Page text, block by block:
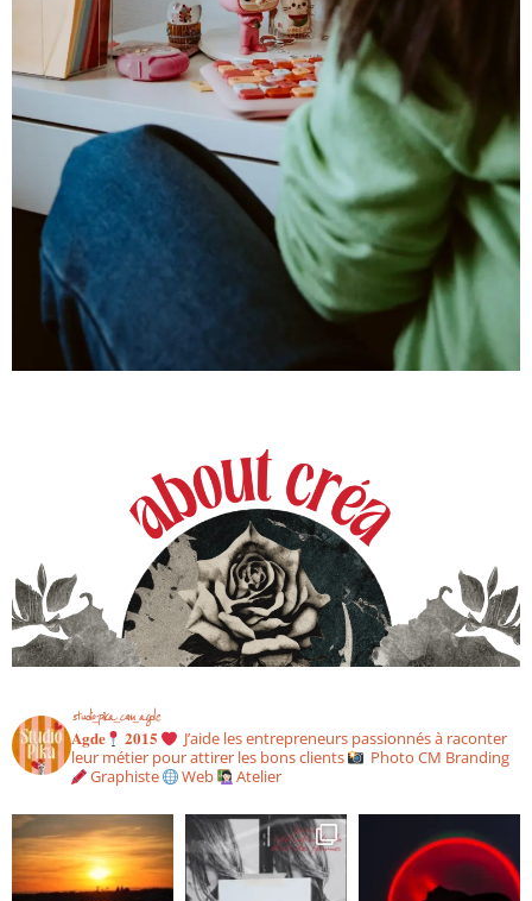
studio_pika_com_agde
𝐀𝐠𝐝𝐞 𝟐𝟎𝟏𝟓
J’aide les entrepreneurs passionnés à raconter
leur métier pour attirer les bons clients
Photo CM Branding
Graphiste
Web Atelier